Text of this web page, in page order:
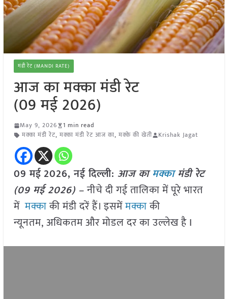
मंडी रेट (MANDI RATE)
आज का मक्का मंडी रेट
(09 मई 2026)
May 9, 2026
1 min read
मक्का मंडी रेट, मक्का मंडी रेट आज का, मक्के की खेती Krishak Jagat
09 मई2026, नई दिल्ली: आज कामक्कामंडी रेट
(09 मई2026) –नीचे दी गई तालिका में पूरे भारत
में मक्काकी मंडी दरें हैं। इसमेंमक्काकी
न्यूनतम, अधिकतम और मोडल दर का उल्लेख है I